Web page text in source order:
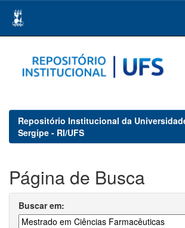
navigation
Repositório Institucional da
Sergipe - RI/UFS
Página de Busca
Buscar em: